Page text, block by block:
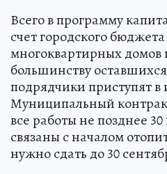
Всего в программу
счет городского
многоквартирных домов
большинству
подрядчики приступят
Муниципальный
все работы не позднее
связаны с началом
нужно сдать до 30